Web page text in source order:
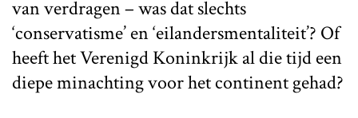
van verdragen – was dat slechts
‘conservatisme’ en ‘eilandersmentaliteit’? Of
heeft het Verenigd Koninkrijk al die tijd een
diepe minachting voor het continent gehad?